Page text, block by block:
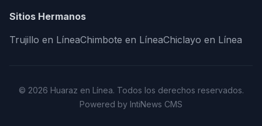
Sitios Hermanos
Trujillo en LíneaChimbote en LíneaChiclayo en Línea
© 2026 Huaraz en Línea. Todos los derechos reservados.
Powered by IntiNews CMS